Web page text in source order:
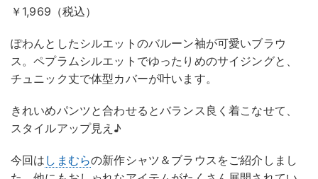
￥1,969（税込）
ぽわんとしたシルエットのバルーン袖が可愛いブラウ
ス。ペプラムシルエットでゆったりめのサイジングと、
チュニック丈で体型カバーが叶います。
きれいめパンツと合わせるとバランス良く着こなせて、
スタイルアップ見え♪
今回は しまむらの新作シャツ＆ブラウスをご紹介しまし